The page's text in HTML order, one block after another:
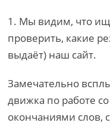
1. Мы видим, что
проверить, какие
выдаёт) наш сайт.
Замечательно
движка по работе
окончаниями слов,